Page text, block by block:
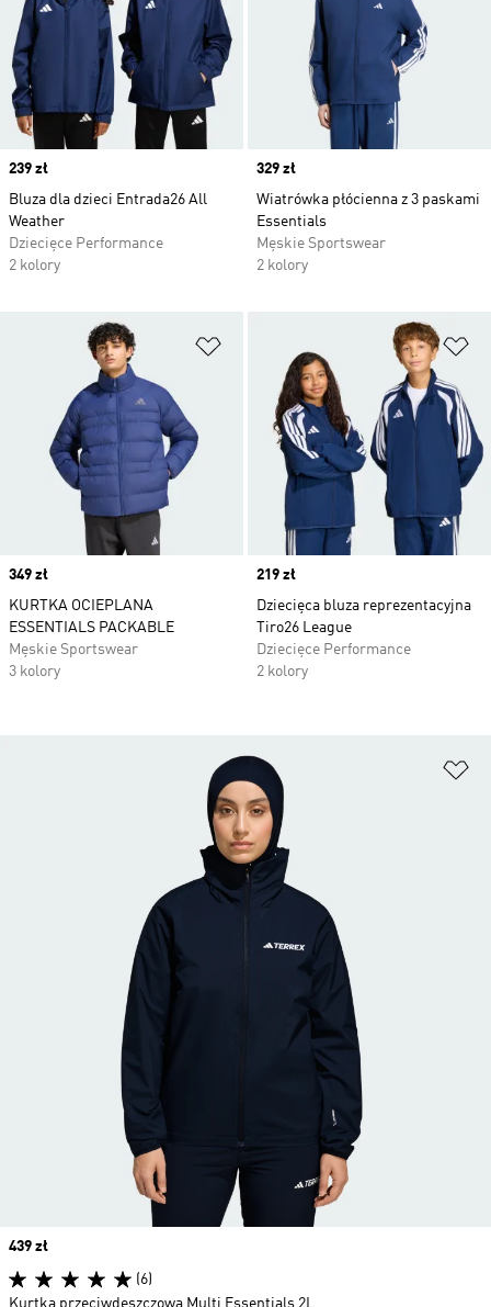
Price
239 zł
Bluza dla dzieci Entrada26 All
Weather
Dziecięce Performance
2 kolory
Price
329 zł
Wiatrówka płócienna z 3 paskami
Essentials
Męskie Sportswear
2 kolory
Price
349 zł
KURTKA OCIEPLANA
ESSENTIALS PACKABLE
Męskie Sportswear
3 kolory
Price
219 zł
Dziecięca bluza reprezentacyjna
Tiro26 League
Dziecięce Performance
2 kolory
Price
439 zł
(6)
Kurtka przeciwdeszczowa Multi Essentials 2L